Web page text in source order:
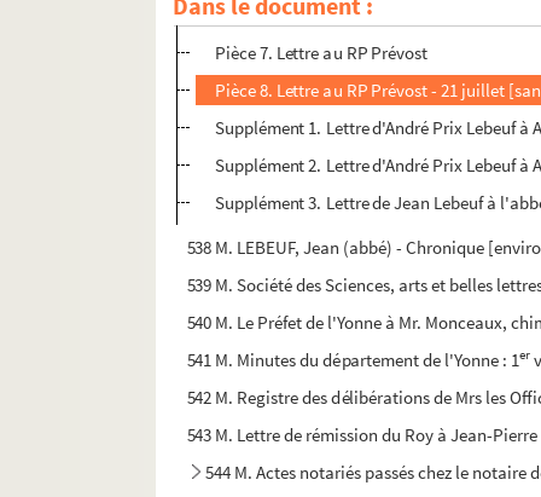
Pièce 6. Lettre au RP Prévost, du 24 au 29
Pièce 7. Lettre au RP Prévost
Pièce 8. Lettre au RP Prévost - 21 juillet
Supplément 1. Lettre d'André Prix Lebeuf à
Supplément 2. Lettre d'André Prix Lebeuf à
Supplément 3. Lettre de Jean Lebeuf à
538 M. LEBEUF, Jean (abbé) - Chronique
539 M. Société des Sciences, arts et belles
540 M. Le Préfet de l'Yonne à Mr. Monceaux,
541 M. Minutes du département de l'Yonne : 1er
542 M. Registre des délibérations de Mrs les
543 M. Lettre de rémission du Roy à Jean-
544 M. Actes notariés passés chez le notaire